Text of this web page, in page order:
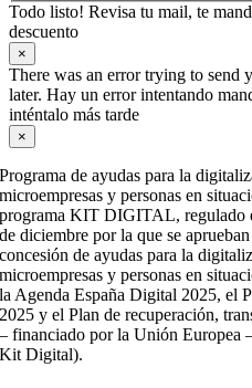
Todo listo! Revisa tu mail, te
descuento
×
There was an error trying to send
later. Hay un error intentando
inténtalo más tarde
×
Programa de ayudas para la
microempresas y personas en
programa KIT DIGITAL, regulado
de diciembre por la que se
concesión de ayudas para la
microempresas y personas en
la Agenda España Digital 2025, el
2025 y el Plan de recuperación,
– financiado por la Unión Europea
Kit Digital).